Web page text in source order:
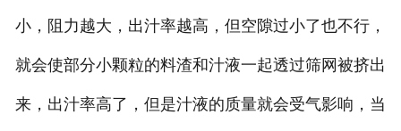
小，阻力越大，出汁率越高，但空隙过小了也不行，
就会使部分小颗粒的料渣和汁液一起透过筛网被挤出
来，出汁率高了，但是汁液的质量就会受气影响，当